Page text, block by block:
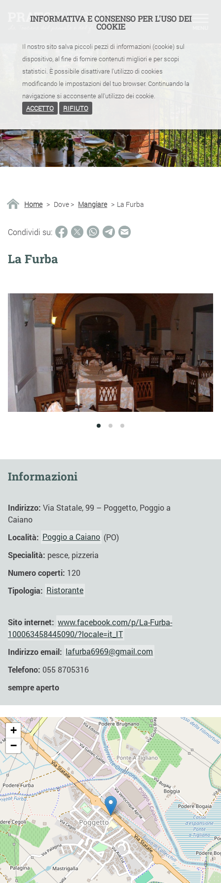
INFORMATIVA E CONSENSO PER L'USO DEI
COOKIE
Il nostro sito salva piccoli pezzi di informazioni (cookie) sul
dispositivo, al fine di fornire contenuti migliori e per scopi
statistici. È possibile disattivare l'utilizzo di cookies
modificando le impostazioni del tuo browser. Continuando la
navigazione si acconsente all'utilizzo dei cookie.
ACCETTO
RIFIUTO
Home > Dove > Mangiare > La Furba
Condividi su:
La Furba
1 2 3
Informazioni
Indirizzo: Via Statale, 99 – Poggetto, Poggio a
Caiano
Località: Poggio a Caiano (PO)
Specialità: pesce, pizzeria
Numero coperti: 120
Tipologia: Ristorante
Sito internet: www.facebook.com/p/La-Furba-
100063458445090/?locale=it_IT
Indirizzo email: lafurba6969@gmail.com
Telefono: 055 8705316
sempre aperto
+
−